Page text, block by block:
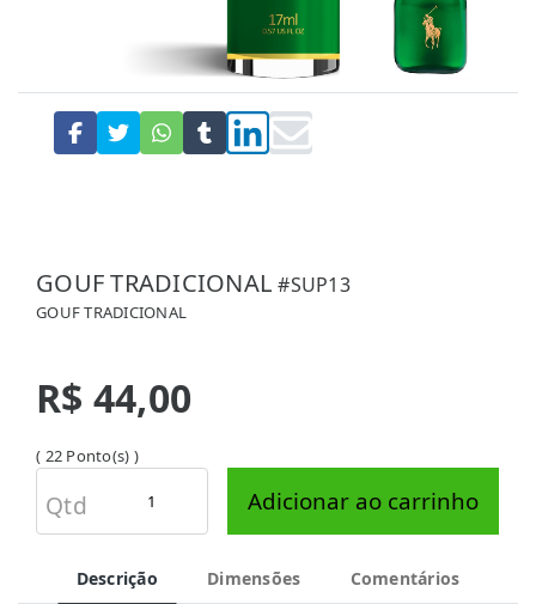
GOUF TRADICIONAL #SUP13
GOUF TRADICIONAL
R$ 44,00
( 22 Ponto(s) )
Qtd Adicionar ao carrinho
Descrição Dimensões Comentários